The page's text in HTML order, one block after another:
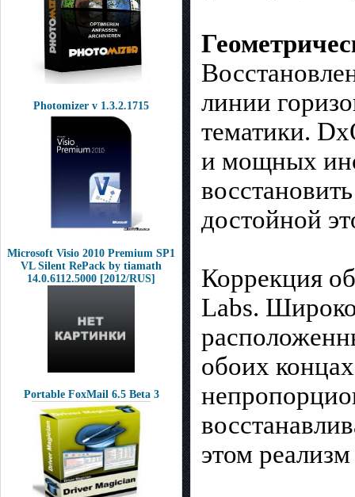
Photomizer v 1.3.2.1715
Microsoft Visio 2010 Premium SP1
VL Silent RePack by tiamath
14.0.6112.5000 [2012/RUS]
Portable FoxMail 6.5 Beta 3
линии
тематики.
и мощных
достойной
Коррекция
Labs.
обоих
этом